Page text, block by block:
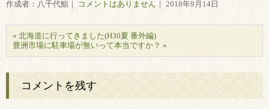
作成者：八千代鮨｜
コメントはありません ｜ 2018年9月14日
« 北海道に行ってきました(H30夏 番外編)
豊洲市場に駐車場が無いって本当ですか？ »
コメントを残す